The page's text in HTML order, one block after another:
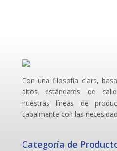
Con una filosofía clara,
altos estándares de
nuestras líneas de
cabalmente con las
Categoría de